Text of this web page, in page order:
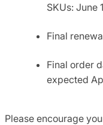
SKUs: June
Final
Final order
expected
Please encourage